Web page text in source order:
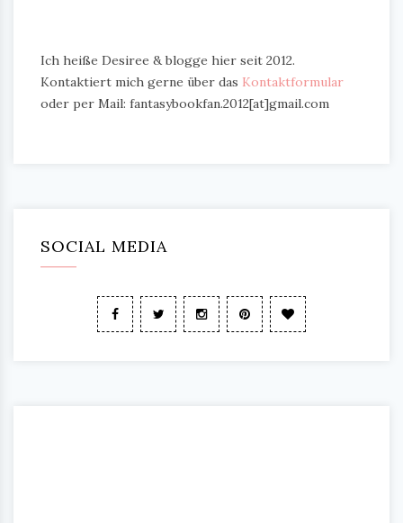
Ich heiße Desiree & blogge hier seit 2012.
Kontaktiert mich gerne über das Kontaktformular
oder per Mail: fantasybookfan.2012[at]gmail.com
SOCIAL MEDIA